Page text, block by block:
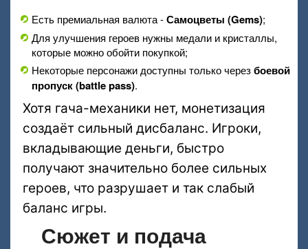
Есть премиальная валюта -Самоцветы (Gems);
Для улучшения героев нужны медали и кристаллы,
которые можно обойти покупкой;
Некоторые персонажи доступны только черезбоевой
пропуск (battle pass).
Хотя гача-механики нет, монетизация
создаёт сильный дисбаланс. Игроки,
вкладывающие деньги, быстро
получают значительно более сильных
героев, что разрушает и так слабый
баланс игры.
Сюжет и подача